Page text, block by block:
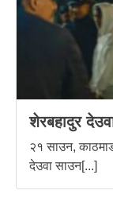
शेरबहादुर
२१ साउन,
देउवा साउन[...]